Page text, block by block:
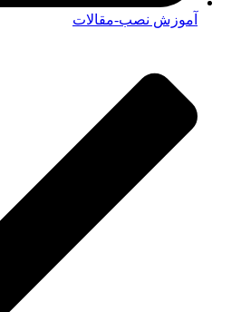
آموزش نصب-مقالات